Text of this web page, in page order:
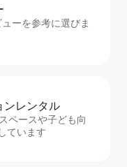
ーを参考に選びま
ンレ⁠ン⁠タ⁠ル
ペースや子ども向
ています